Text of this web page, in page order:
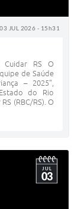
03 JUL 2026 - 15h31
Cuidar RS O
de Saúde
– 2025",
do Rio
(RBC/RS). O
JUL
03